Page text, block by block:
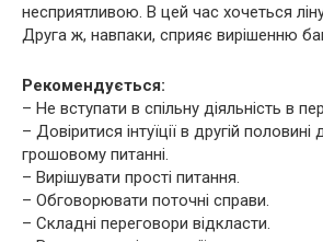
несприятливою. В цей час хочеться
Друга ж, навпаки, сприяє вирішенню
Рекомендується:
– Не вступати в спільну діяльність в
– Довіритися інтуїції в другій
грошовому питанні.
– Вирішувати прості питання.
– Обговорювати поточні справи.
– Складні переговори відкласти.